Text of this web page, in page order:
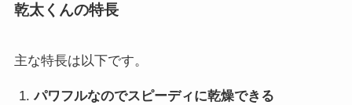
乾太くんの特長
主な特長は以下です。
パワフルなのでスピーディに乾燥できる